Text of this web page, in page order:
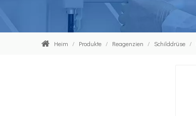
Heim / Produkte / Reagenzien / Schilddrüse /